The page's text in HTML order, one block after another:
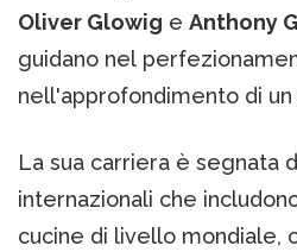
Oliver Glowig e Anthony
guidano nel
nell'approfondimento di
La sua carriera è segnata
internazionali che
cucine di livello mondiale,